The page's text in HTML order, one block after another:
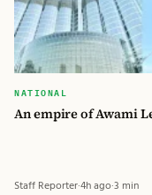
NATIONAL
An empire of Awami
Staff Reporter·4h ago·3 min